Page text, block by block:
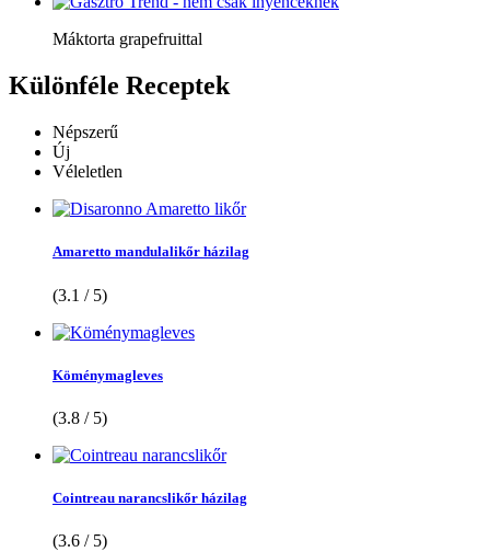
Máktorta grapefruittal
Különféle Receptek
Népszerű
Új
Véleletlen
Amaretto mandulalikőr házilag
(3.1 / 5)
Köménymagleves
(3.8 / 5)
Cointreau narancslikőr házilag
(3.6 / 5)